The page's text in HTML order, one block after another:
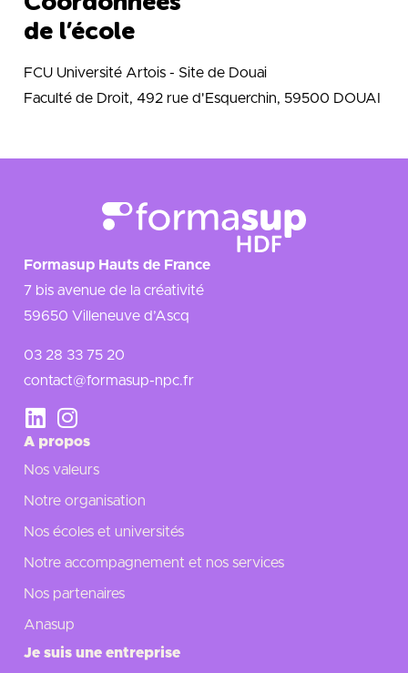
de l’école
FCU Université Artois - Site de Douai
Faculté de Droit, 492 rue d'Esquerchin, 59500 DOUAI
Formasup Hauts de France
7 bis avenue de la créativité
59650 Villeneuve d’Ascq
03 28 33 75 20
contact@formasup-npc.fr
A propos
Nos valeurs
Notre organisation
Nos écoles et universités
Notre accompagnement et nos services
Nos partenaires
Anasup
Je suis une entreprise